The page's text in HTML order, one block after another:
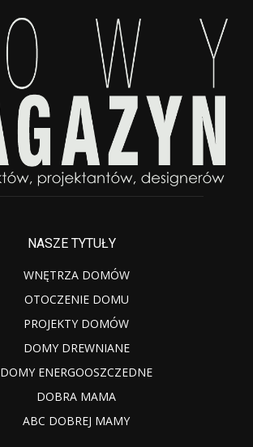
NASZE TYTUŁY
WNĘTRZA DOMÓW
OTOCZENIE DOMU
PROJEKTY DOMÓW
DOMY DREWNIANE
DOMY ENERGOOSZCZEDNE
DOBRA MAMA
ABC DOBREJ MAMY